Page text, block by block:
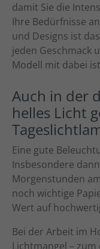
damit Sie die
Ihre Bedürfnisse
und Designs ist
jeden Geschmack
Modell mit dabei
Auch in der
helles Licht
Eine gute
Insbesondere
Morgenstunden
noch wichtige
Wert auf
Bei der Arbeit im
Lichtmangel –